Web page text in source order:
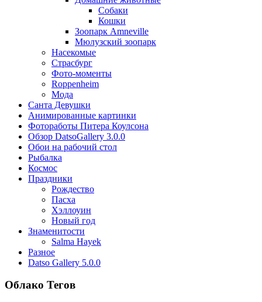
Собаки
Кошки
Зоопарк Amneville
Мюлузский зоопарк
Насекомые
Страсбург
Фото-моменты
Roppenheim
Мода
Санта Девушки
Aнимированные картинки
Фотоработы Питера Коулсона
Обзор DatsoGallery 3.0.0
Обои на рабочий стол
Рыбалка
Космос
Праздники
Рождество
Пасха
Хэллоуин
Новый год
Знаменитости
Salma Hayek
Разное
Datso Gallery 5.0.0
Облако Тегов